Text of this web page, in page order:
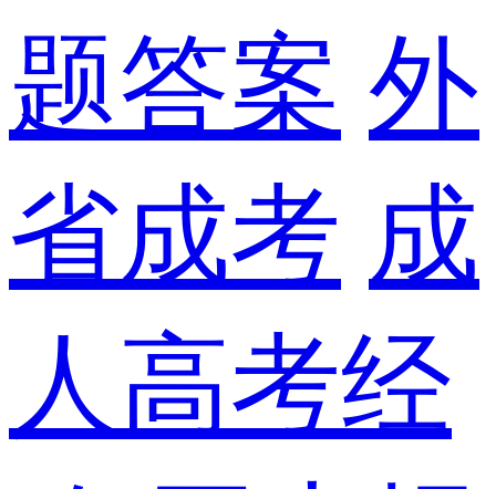
题答案 外
省成考 成
人高考经